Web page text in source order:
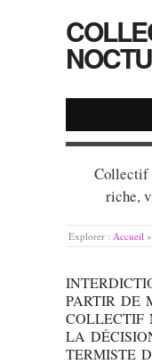
Collectif
riche,
Explorer : Accueil »
PARTIR DE
COLLECTIF
LA
TERMISTE